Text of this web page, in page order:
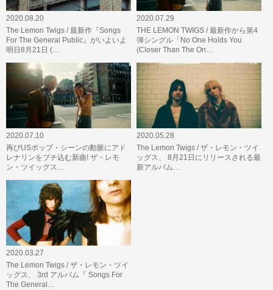
2020.08.20
The Lemon Twigs / 最新作『Songs
For The General Public』がいよいよ
明日8月21日 (…
2020.07.29
THE LEMON TWIGS / 最新作から第4
弾シングル「No One Holds You
(Closer Than The On…
2020.07.10
再びUSポップ・シーンの動脈にアド
レナリンをブチ込む新曲! ザ・レモ
ン・ツイッグス…
2020.05.28
The Lemon Twigs / ザ・レモン・ツイ
ッグス、 8月21日にリリースされる最
新アルバム…
2020.03.27
The Lemon Twigs / ザ・レモン・ツイ
ッグス、 3rd アルバム『 Songs For
The General…